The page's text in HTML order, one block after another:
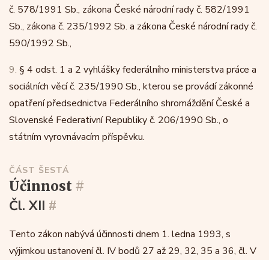
č. 578/1991 Sb., zákona České národní rady č. 582/1991
Sb., zákona č. 235/1992 Sb. a zákona České národní rady č.
590/1992 Sb.,
9. § 4 odst. 1 a 2 vyhlášky federálního ministerstva práce a
sociálních věcí č. 235/1990 Sb., kterou se provádí zákonné
opatření předsednictva Federálního shromáždění České a
Slovenské Federativní Republiky č. 206/1990 Sb., o
státním vyrovnávacím příspěvku.
ČÁST ŠESTÁ
účinnost #
Čl. XII #
Tento zákon nabývá účinnosti dnem 1. ledna 1993, s
výjimkou ustanovení čl. IV bodů 27 až 29, 32, 35 a 36, čl. V